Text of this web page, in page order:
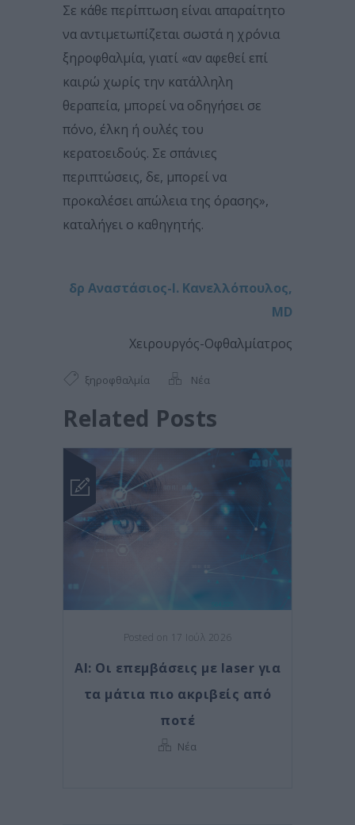
Σε κάθε περίπτωση είναι απαραίτητο
να αντιμετωπίζεται σωστά η χρόνια
ξηροφθαλμία, γιατί «αν αφεθεί επί
καιρώ χωρίς την κατάλληλη
θεραπεία, μπορεί να οδηγήσει σε
πόνο, έλκη ή ουλές του
κερατοειδούς. Σε σπάνιες
περιπτώσεις, δε, μπορεί να
προκαλέσει απώλεια της όρασης»,
καταλήγει ο καθηγητής.
δρ Αναστάσιος-Ι. Κανελλόπουλος,
MD
Χειρουργός-Οφθαλμίατρος
ξηροφθαλμία Νέα
Related Posts
Posted on 17 Ιούλ 2026
AI: Οι επεμβάσεις με laser για
τα μάτια πιο ακριβείς από
ποτέ
Νέα